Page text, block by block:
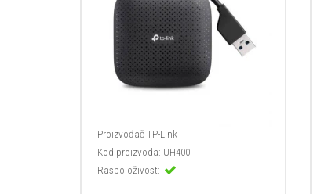
Proizvođač TP-Link
Kod proizvoda: UH400
Raspoloživost: